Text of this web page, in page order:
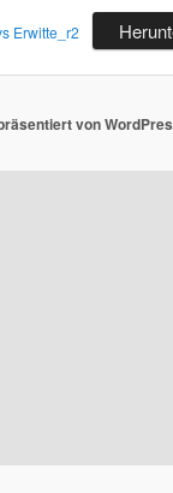
Erwitte_r2
von